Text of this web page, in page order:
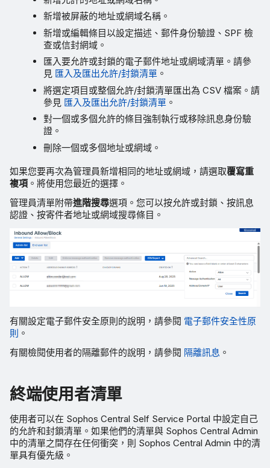
新增被屏蔽的地址或網域名稱。
新增或編輯條目以設定描述、郵件身份驗證、SPF 檢
查或信封網域。
匯入要允許或封鎖的電子郵件地址或網域清單。請參
見 匯入及匯出允許/封鎖清單 。
將選定項目或整個允許/封鎖清單匯出為 CSV 檔案。請
參見 匯入及匯出允許/封鎖清單 。
對一個或多個允許的條目強制執行或移除訊息身份驗
證。
刪除一個或多個地址或網域。
如果您要再次為管理員新增相同的地址或網域，請選取覆寫重
複項 。將使用您最近的選擇。
管理員清單附帶進階搜尋選項。您可以按允許或封鎖、按訊息
認證、按寄件者地址或網域搜尋條目。
有關設定電子郵件安全原則的說明，請參閱 電子郵件安全性原
則 。
有關檢閱使用者的隔離郵件的說明，請參閱 隔離訊息 。
終端使用者清單
使用者可以在 Sophos Central Self Service Portal 中設定自己
的允許和封鎖清單。如果他們的清單與 Sophos Central Admin
中的清單之間存在任何衝突，則 Sophos Central Admin 中的清
單具有優先級。